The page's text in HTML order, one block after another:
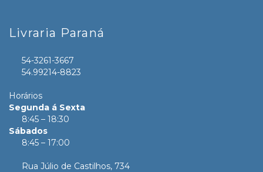
Livraria Paraná
54-3261-3667
54.99214-8823
Horários
Segunda á Sexta
8:45 – 18:30
Sábados
8:45 – 17:00
Rua Júlio de Castilhos, 734